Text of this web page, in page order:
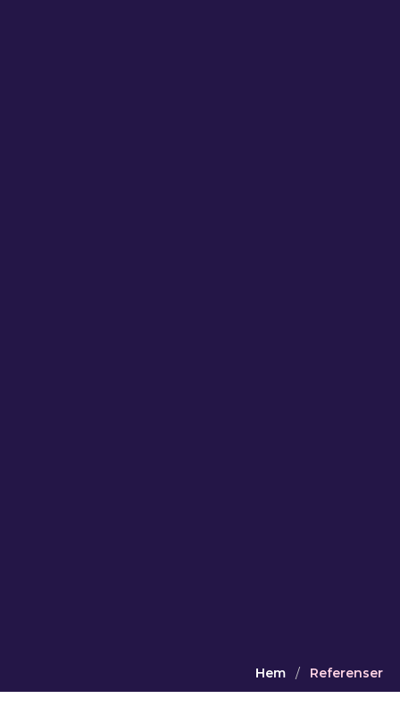
Hem / Referenser